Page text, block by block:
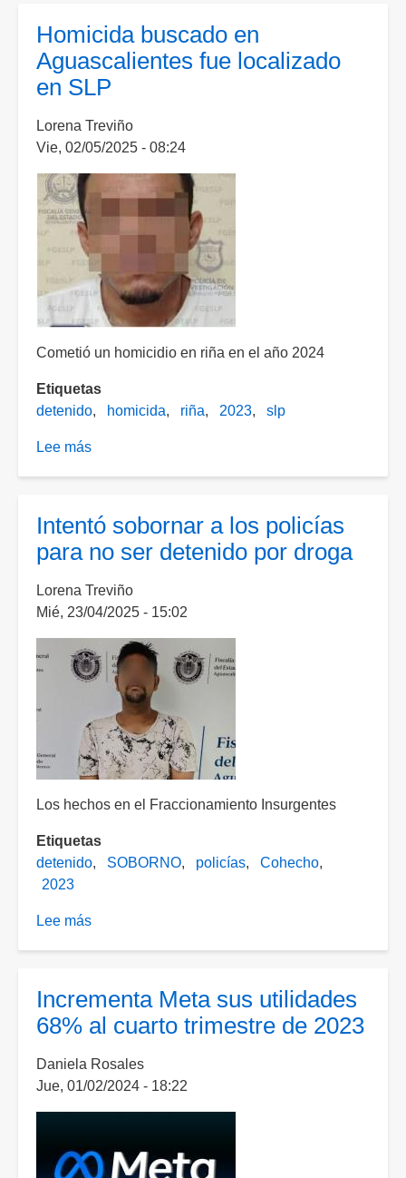
años
de
cárcel
dos
que
asesinaron
a
un
hombre
Jesús
María
Homicida buscado en
Aguascalientes fue localizado
en SLP
Lorena Treviño
Vie, 02/05/2025 - 08:24
Cometió un homicidio en riña en el año 2024
Etiquetas
detenido
homicida riña 2023 slp
Lee más
en
Aguascalientes
fue
en
SLP
Intentó sobornar a los policías
para no ser detenido por droga
Lorena Treviño
Mié, 23/04/2025 - 15:02
Los hechos en el Fraccionamiento Insurgentes
Etiquetas
detenido
SOBORNO policías
Cohecho
2023
Lee más
los
policías
no
ser
detenido
droga
Incrementa Meta sus utilidades
68% al cuarto trimestre de 2023
Daniela Rosales
Jue, 01/02/2024 - 18:22